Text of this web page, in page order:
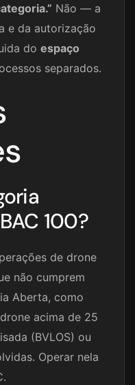
Não — a
e da autorização
do espaço
separados.
100?
de drone
não cumprem
Aberta, como
acima de 25
(BVLOS) ou
Operar nela